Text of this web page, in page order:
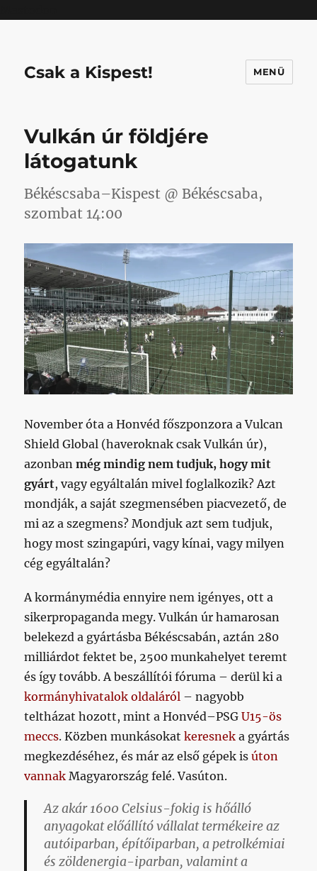
Csak a Kispest! MENÜ
Vulkán úr földjére
látogatunk
Békéscsaba–Kispest @ Békéscsaba,
szombat 14:00
November óta a Honvéd főszponzora a Vulcan
Shield Global (haveroknak csak Vulkán úr),
azonbanmég mindig nem tudjuk, hogy mit
gyárt, vagy egyáltalán mivel foglalkozik? Azt
mondják, a saját szegmensében piacvezető, de
mi az a szegmens? Mondjuk azt sem tudjuk,
hogy most szingapúri, vagy kínai, vagy milyen
cég egyáltalán?
A kormánymédia ennyire nem igényes, ott a
sikerpropaganda megy. Vulkán úr hamarosan
belekezd a gyártásba Békéscsabán, aztán 280
milliárdot fektet be, 2500 munkahelyet teremt
és így tovább. A beszállítói fóruma – derül ki a
kormányhivatalok oldaláról – nagyobb
teltházat hozott, mint a Honvéd–PSGU15-ös
meccs. Közben munkásokatkeresnek a gyártás
megkezdéséhez, és már az első gépek isúton
vannak Magyarország felé. Vasúton.
Az akár 1600 Celsius-fokig is hőálló
anyagokat előállító vállalat termékeire az
autóiparban, építőiparban, a petrolkémiai
és zöldenergia-iparban, valamint a